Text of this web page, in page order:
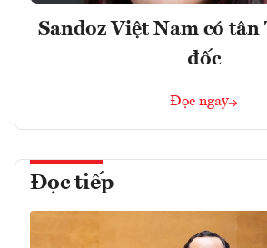
Sandoz Việt Nam có tân
đốc
Đọc ngay
Đọc tiếp